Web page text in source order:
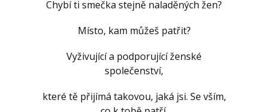
Chybí ti smečka stejně naladěných žen?
Místo, kam můžeš patřit?
Vyživující a podporující ženské
společenství,
které tě přijímá takovou, jaká jsi. Se vším,